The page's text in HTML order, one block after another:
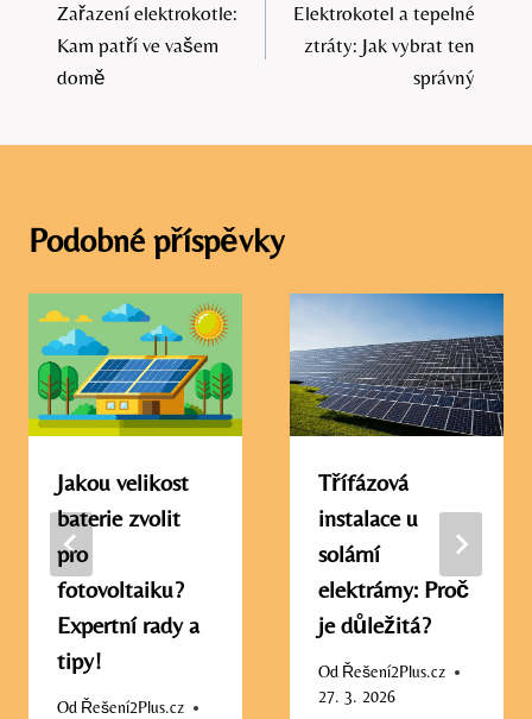
pro
příspěvek
Zařazení elektrokotle:
Kam patří ve vašem
domě
Elektrokotel a tepelné
ztráty: Jak vybrat ten
správný
Podobné příspěvky
Jakou velikost
baterie zvolit
pro
fotovoltaiku?
Expertní rady a
tipy!
Od Řešení2Plus.cz
Třífázová
instalace u
solární
elektrárny: Proč
je důležitá?
Od Řešení2Plus.cz
27. 3. 2026